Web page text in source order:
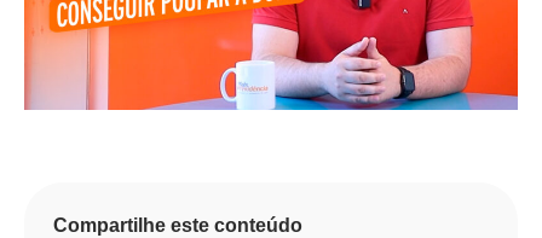
Compartilhe este conteúdo